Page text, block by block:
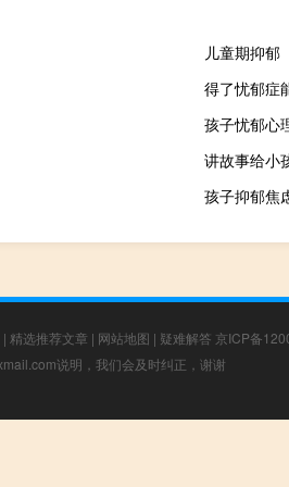
儿童期抑郁
得了忧郁症
孩子忧郁心
讲故事给小
孩子抑郁焦
| 精选推荐文章 | 网站地图 | 疑难解答 京ICP备
说明，我们会及时纠正，谢谢